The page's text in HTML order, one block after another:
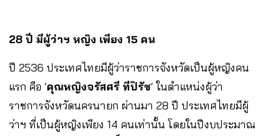
28 ปี มีผู้ว่าฯ หญิง เพียง 15 คน
ปี 2536 ประเทศไทยมีผู้ว่าราชการจังหวัดเป็นผู้หญิงคน
แรก คือ ‘คุณหญิงจรัสศรี ทีปิรัช‘ ในตำแหน่งผู้ว่า
ราชการจังหวัดนครนายก ผ่านมา 28 ปี ประเทศไทยมีผู้
ว่าฯ ที่เป็นผู้หญิงเพียง 14 คนเท่านั้น โดยในปีงบประมาณ